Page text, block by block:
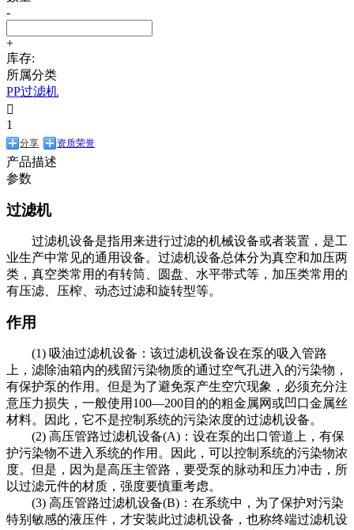
-
+
库存:
所属分类
PP过滤机

1
分享 资质荣誉
产品描述
参数
过滤机
过滤机设备是指用来进行过滤的机械设备或者装置，是工
业生产中常见的通用设备。过滤机设备总体分为真空和加压两
类，真空类常用的有转筒、圆盘、水平带式等，加压类常用的
有压滤、压榨、动态过滤和旋转型等。
作用
(1) 吸油过滤机设备：该过滤机设备设在泵的吸入管路
上，滤除油箱内的残留污染物质的通过空气孔进入的污染物，
有保护泵的作用。但是为了避免泵产生空穴现象，必须充分注
意压力损失，一般使用100—200目的的粗金属网或凹口金属丝
材料。因此，它不是控制系统的污染浓度的过滤机设备。
(2) 高压管路过滤机设备(A)：设在泵的出口管道上，有保
护污染物不进入系统的作用。因此，可以控制系统的污染物浓
度。但是，因为是高压主管路，要受泵的脉动和压力冲击，所
以过滤元件的材质，强度要慎重考虑。
(3) 高压管路过滤机设备(B)：在系统中，为了保护对污染
特别敏感的液压件，才安装此过滤机设备，也称终端过滤机设